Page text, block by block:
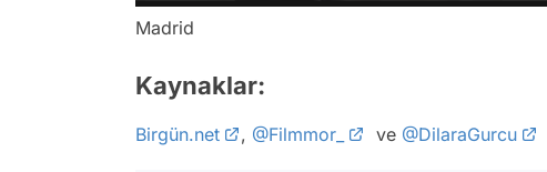
Madrid
Kaynaklar:
Birgün.net , @Filmmor_ ve @DilaraGurcu